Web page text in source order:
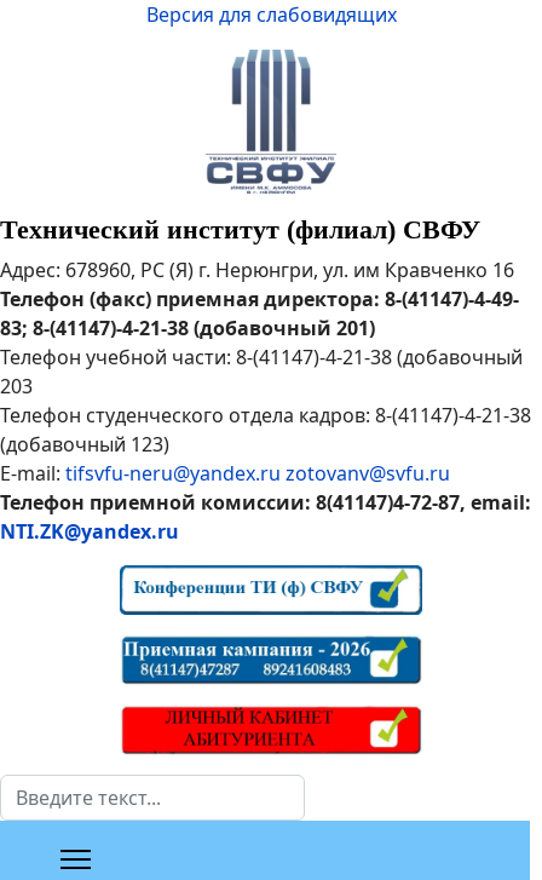
Версия для слабовидящих
Технический институт (филиал) СВФУ
Адрес: 678960, РС (Я) г. Нерюнгри, ул. им Кравченко 16
Телефон (факс) приемная директора: 8-(41147)-4-49-
83; 8-(41147)-4-21-38 (добавочный 201)
Телефон учебной части: 8-(41147)-4-21-38 (добавочный
203
Телефон студенческого отдела кадров: 8-(41147)-4-21-38
(добавочный 123)
E-mail: tifsvfu-neru@yandex.ru zotovanv@svfu.ru
Телефон приемной комиссии: 8(41147)4-72-87, email:
NTI.ZK@yandex.ru
Поиск